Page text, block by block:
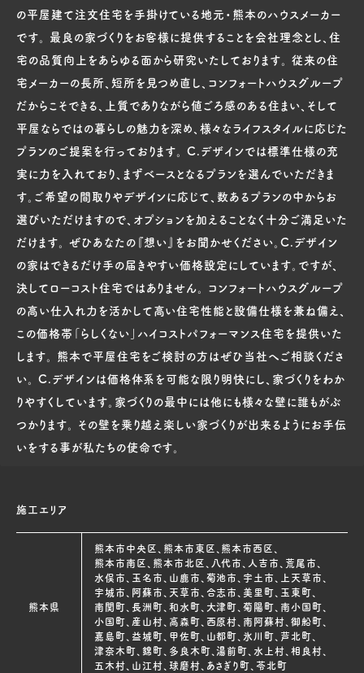
の平屋建て注文住宅を手掛けている地元・熊本のハウスメーカー
です。 最良の家づくりをお客様に提供することを会社理念とし、住
宅の品質向上をあらゆる面から研究いたしております。 従来の住
宅メーカーの長所、短所を見つめ直し、コンフォートハウスグループ
だからこそできる、上質でありながら値ごろ感のある住まい、そして
平屋ならではの暮らしの魅力を深め、様々なライフスタイルに応じた
プランのご提案を行っております。 C.デザインでは標準仕様の充
実に力を入れており、まずベースとなるプランを選んでいただきま
す。ご希望の間取りやデザインに応じて、数あるプランの中からお
選びいただけますので、オプションを加えることなく十分ご満足いた
だけます。 ぜひあなたの『想い』をお聞かせください。C.デザイン
の家はできるだけ手の届きやすい価格設定にしています。ですが、
決してローコスト住宅ではありません。 コンフォートハウスグループ
の高い仕入れ力を活かして高い住宅性能と設備仕様を兼ね備え、
この価格帯「らしくない」ハイコストパフォーマンス住宅を提供いた
します。 熊本で平屋住宅をご検討の方はぜひ当社へご相談くださ
い。 C.デザインは価格体系を可能な限り明快にし、家づくりをわか
りやすくしています。家づくりの最中には他にも様々な壁に誰もがぶ
つかります。 その壁を乗り越え楽しい家づくりが出来るようにお手伝
いをする事が私たちの使命です。
施工エリア
熊本県
熊本市中央区、熊本市東区、熊本市西区、
熊本市南区、熊本市北区、八代市、人吉市、荒尾市、
水俣市、玉名市、山鹿市、菊池市、宇土市、上天草市、
宇城市、阿蘇市、天草市、合志市、美里町、玉東町、
南関町、長洲町、和水町、大津町、菊陽町、南小国町、
小国町、産山村、高森町、西原村、南阿蘇村、御船町、
嘉島町、益城町、甲佐町、山都町、氷川町、芦北町、
津奈木町、錦町、多良木町、湯前町、水上村、相良村、
五木村、山江村、球磨村、あさぎり町、苓北町